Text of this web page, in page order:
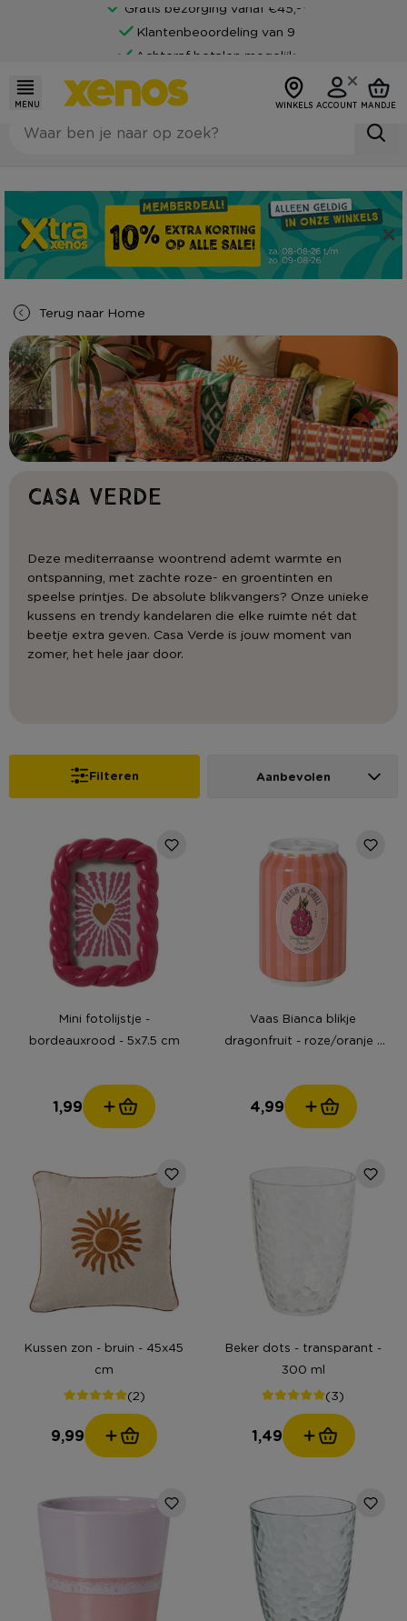
Klantenbeoordeling van 9
Achteraf betalen mogelijk
MENU WINKELS ACCOUNT MANDJE
Terug naar Home
Casa Verde
Deze mediterraanse woontrend ademt warmte en
ontspanning, met zachte roze- en groentinten en
speelse printjes. De absolute blikvangers? Onze unieke
kussens en trendy kandelaren die elke ruimte nét dat
beetje extra geven. Casa Verde is jouw moment van
zomer, het hele jaar door.
Filteren Aanbevolen
Mini fotolijstje -
bordeauxrood - 5x7.5 cm
1,99
Vaas Bianca blikje
dragonfruit - roze/oranje -
4,99
Kussen zon - bruin - 45x45
cm
(2)
9,99
Beker dots - transparant -
300 ml
(3)
1,49